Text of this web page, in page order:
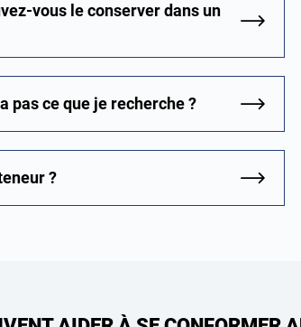
vous le conserver dans un
pas ce que je recherche ?
?